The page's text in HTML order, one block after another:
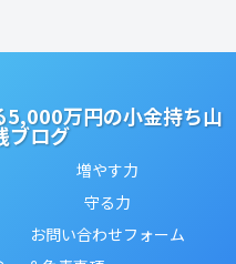
5,000万円の小金持ち山
ブログ
増やす力
守る力
お問い合わせフォーム